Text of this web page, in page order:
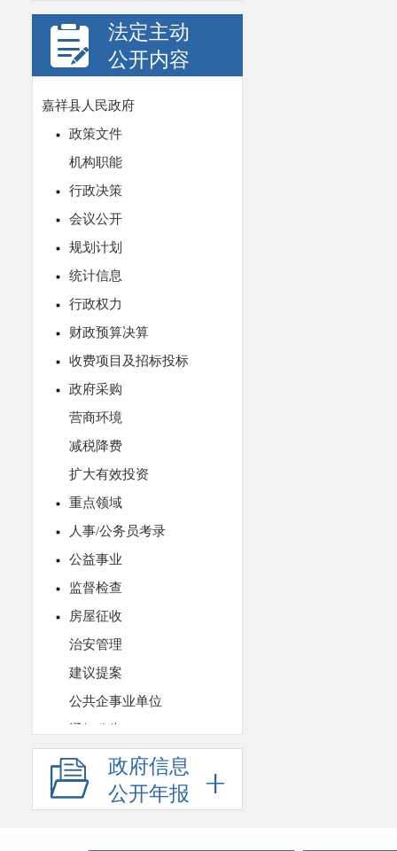
法定主动
公开内容
政府信息
公开年报